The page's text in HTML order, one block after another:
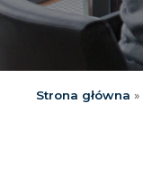
Strona główna »